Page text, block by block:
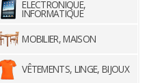
ELECTRONIQUE,
INFORMATIQUE
MOBILIER, MAISON
VÊTEMENTS, LINGE, BIJOUX